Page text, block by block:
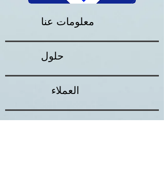
معلومات عنا
حلول
العملاء
ردود الفعل